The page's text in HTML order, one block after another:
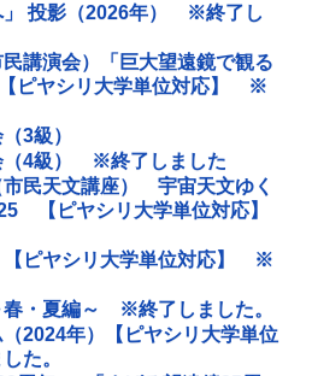
」 投影（2026年） ※終了し
講演会）「巨大望遠鏡で観る
ピヤシリ大学単位対応】 ※
3級）
（4級） ※終了しました
市民天文講座） 宇宙天文ゆく
【ピヤシリ大学単位対応】
ピヤシリ大学単位対応】 ※
春・夏編～ ※終了しました。
2024年）【ピヤシリ大学単位
た。